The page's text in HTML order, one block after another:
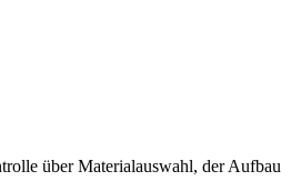
über Materialauswahl, der Aufbau